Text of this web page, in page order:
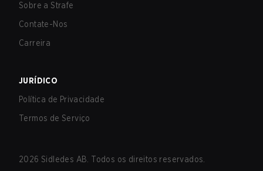
Sobre a Strafe
Contate-Nos
Carreira
JURÍDICO
Política de Privacidade
Termos de Serviço
2026 Sidledes AB. Todos os direitos reservados.